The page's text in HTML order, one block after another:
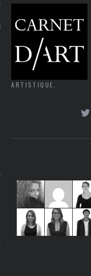
CARAVELLE
PODCAST
ARTISTIQUE.